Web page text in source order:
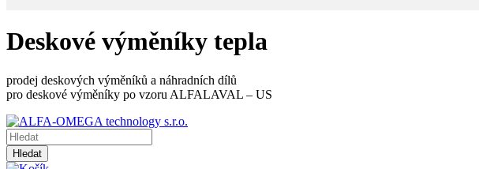
Deskové výměníky tepla
prodej deskových výměníků a náhradních dílů
pro deskové výměníky po vzoru ALFALAVAL – US
Hledat